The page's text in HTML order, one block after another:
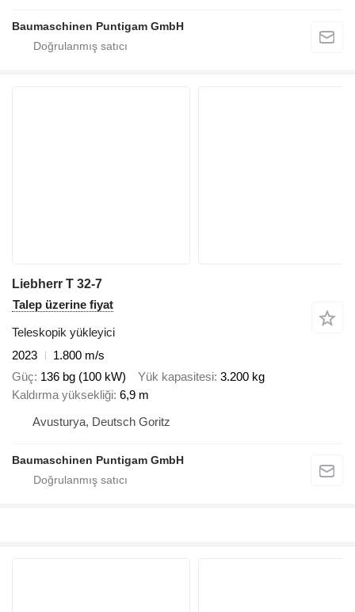
Baumaschinen Puntigam GmbH
Liebherr T 32-7
Talep üzerine fiyat
Teleskopik yükleyici
2023
1.800 m/s
Güç 136 bg (100 kW) Yük kapasitesi 3.200 kg
Kaldırma yüksekliği 6,9 m
Avusturya, Deutsch Goritz
Baumaschinen Puntigam GmbH